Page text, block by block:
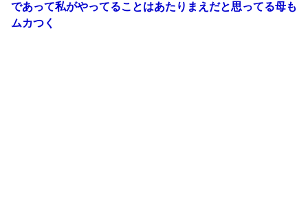
であって私がやってることはあたりまえだと思ってる母も
ムカつく